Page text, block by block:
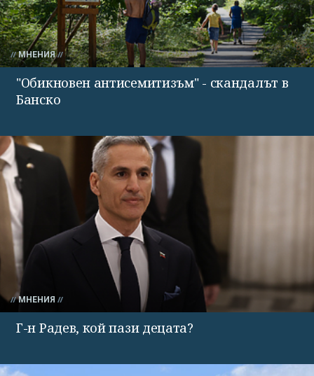
МНЕНИЯ
"Обикновен антисемитизъм" - скандалът в
Банско
МНЕНИЯ
Г-н Радев, кой пази децата?